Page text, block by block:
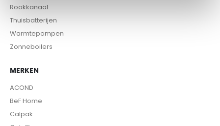
Rookkanaal
Thuisbatterijen
Warmtepompen
Zonneboilers
MERKEN
ACOND
BeF Home
Calpak